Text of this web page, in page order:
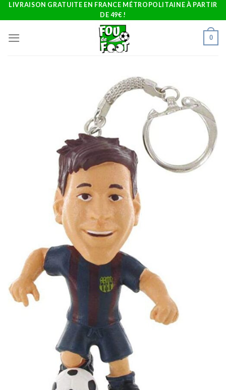
Skip
to
content
LIVRAISON GRATUITE EN FRANCE MÉTROPOLITAINE À PARTIR
DE 49€ !
0